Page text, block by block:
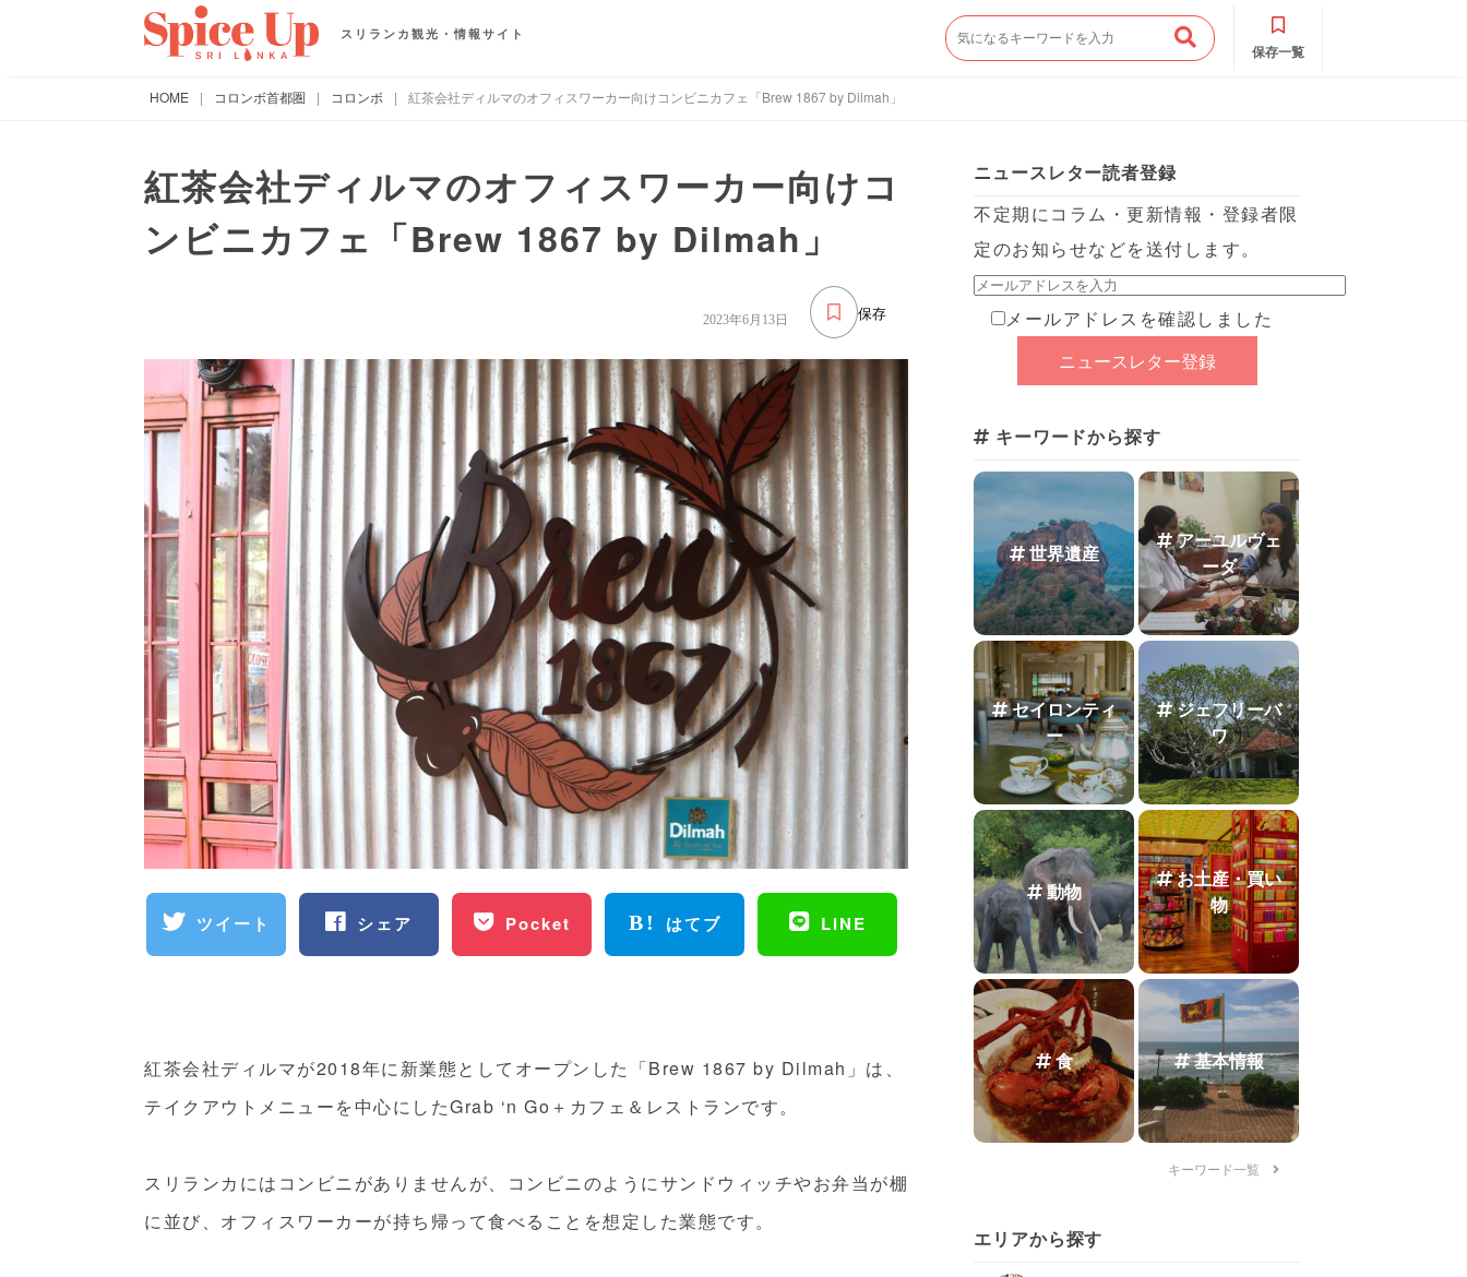
スリランカ観光・情報サイト
保存一覧
HOME | コロンボ首都圏 | コロンボ | 紅茶会社ディルマのオフィスワーカー向けコンビニカフェ「Brew 1867 by Dilmah」
紅茶会社ディルマのオフィスワーカー向けコ
ンビニカフェ「Brew 1867 by Dilmah」
保存
2023年6月13日
ツイート シェア Pocket はてブ LINE
紅茶会社ディルマが2018年に新業態としてオープンした「Brew 1867 by Dilmah」は、
テイクアウトメニューを中心にしたGrab ‘n Go＋カフェ＆レストランです。
スリランカにはコンビニがありませんが、コンビニのようにサンドウィッチやお弁当が棚
に並び、オフィスワーカーが持ち帰って食べることを想定した業態です。
ニュースレター読者登録
不定期にコラム・更新情報・登録者限
定のお知らせなどを送付します。
メールアドレスを確認しました
キーワードから探す
世界遺産
アーユルヴェ
ーダ
セイロンティ
ー
ジェフリーバ
ワ
動物
お土産・買い
物
食 基本情報
キーワード一覧
エリアから探す